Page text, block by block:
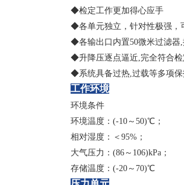
◆检定工作更加得心应手
◆各单元独立，针对性极强，
◆各输出口内置50微米过滤器,
◆升降压逐点逼近,完全符合检
◆系统具备过热,过载等多项保
工作环境
环境条件
环境温度：(-10～50)℃；
相对湿度：＜95%；
大气压力：(86～106)kPa；
存储温度：(-20～70)℃